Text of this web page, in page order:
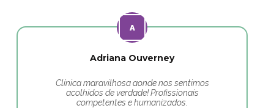
Adriana Ouverney
Clínica maravilhosa aonde nos sentimos
acolhidos de verdade! Profissionais
competentes e humanizados.